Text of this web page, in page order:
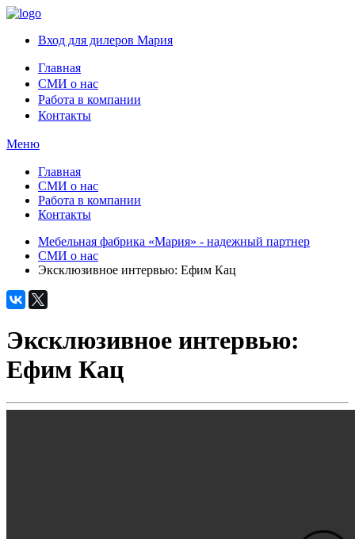
Вход для дилеров Мария
Главная
СМИ о нас
Работа в компании
Контакты
Меню
Главная
СМИ о нас
Работа в компании
Контакты
Мебельная фабрика «Мария» - надежный партнер
СМИ о нас
Эксклюзивное интервью: Ефим Кац
Эксклюзивное интервью:
Ефим Кац